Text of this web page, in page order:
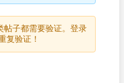
帖子都需要验证。登录
复验证！